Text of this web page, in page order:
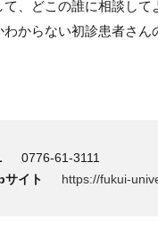
、どこの誰に相談し
からない初診患者さん
0776-61-3111
サイト
https://fukui-